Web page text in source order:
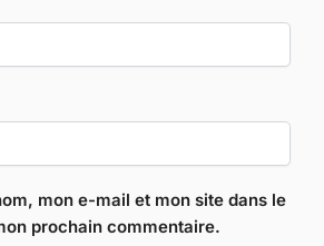
mon e-mail et mon site dans le
prochain commentaire.